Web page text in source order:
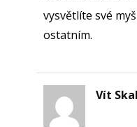
vysvětlíte své
ostatním.
Vít